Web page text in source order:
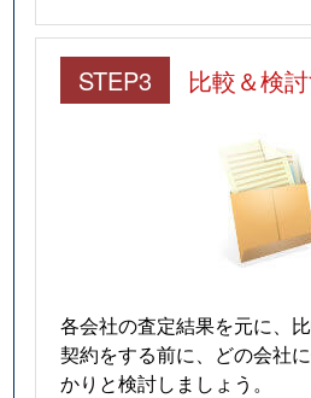
STEP3 比較＆検
各会社の査定結果を元に、比
契約をする前に、どの会社
かりと検討しましょう。